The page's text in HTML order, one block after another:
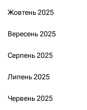
Жовтень 2025
Вересень 2025
Серпень 2025
Липень 2025
Червень 2025